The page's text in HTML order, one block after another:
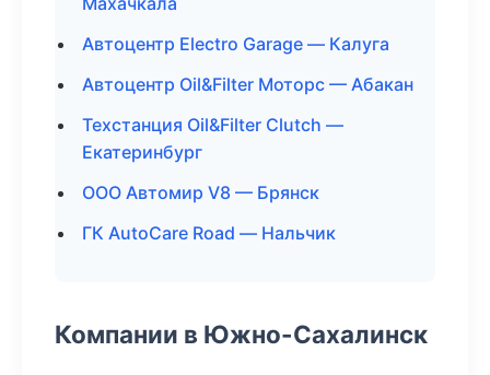
Автоцентр Electro Garage — Калуга
Автоцентр Oil&Filter Моторс — Абакан
Техстанция Oil&Filter Clutch —
Екатеринбург
ООО Автомир V8 — Брянск
ГК AutoCare Road — Нальчик
Компании в Южно-Сахалинск